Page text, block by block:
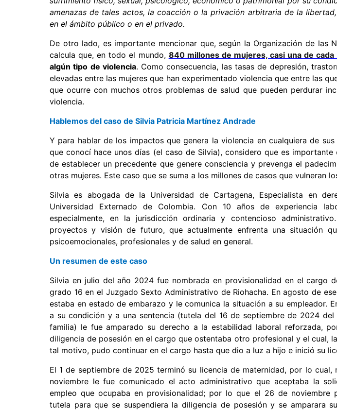
amenazas de tales actos, la coacción o la privación arbitraria de la
en el ámbito público o en el privado.
De otro lado, es importante mencionar que, según la Organización de las
calcula que, en todo el mundo, 840 millones de mujeres, casi una de
algún tipo de violencia. Como consecuencia, las tasas de depresión,
elevadas entre las mujeres que han experimentado violencia que entre las
que ocurre con muchos otros problemas de salud que pueden perdurar
violencia.
Hablemos del caso de Silvia Patricia Martínez Andrade
Y para hablar de los impactos que genera la violencia en cualquiera de
que conocí hace unos días (el caso de Silvia), considero que es
de establecer un precedente que genere consciencia y prevenga el
otras mujeres. Este caso que se suma a los millones de casos que vulneran
Silvia es abogada de la Universidad de Cartagena, Especialista en
Universidad Externado de Colombia. Con 10 años de experiencia
especialmente, en la jurisdicción ordinaria y contencioso
proyectos y visión de futuro, que actualmente enfrenta una situación
psicoemocionales, profesionales y de salud en general.
Un resumen de este caso
Silvia en julio del año 2024 fue nombrada en provisionalidad en el cargo
grado 16 en el Juzgado Sexto Administrativo de Riohacha. En agosto de
estaba en estado de embarazo y le comunica la situación a su empleador.
a su condición y a una sentencia (tutela del 16 de septiembre de 2024
familia) le fue amparado su derecho a la estabilidad laboral reforzada,
diligencia de posesión en el cargo que ostentaba otro profesional y el cual,
tal motivo, pudo continuar en el cargo hasta que dio a luz a hijo e inició su
El 1 de septiembre de 2025 terminó su licencia de maternidad, por lo
noviembre le fue comunicado el acto administrativo que aceptaba la
empleo que ocupaba en provisionalidad; por lo que el 26 de noviembre
tutela para que se suspendiera la diligencia de posesión y se amparara